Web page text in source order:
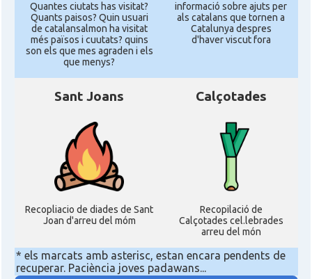
Quantes ciutats has visitat?
Quants paisos? Quin usuari
de catalansalmon ha visitat
més països i cuutats? quins
son els que mes agraden i els
que menys?
informació sobre ajuts per
als catalans que tornen a
Catalunya despres
d'haver viscut fora
Sant Joans
Recopliacio de diades de Sant
Joan d'arreu del móm
Calçotades
Recopilació de
Calçotades cel.lebrades
arreu del món
* els marcats amb asterisc, estan encara pendents de
recuperar. Paciència joves padawans...